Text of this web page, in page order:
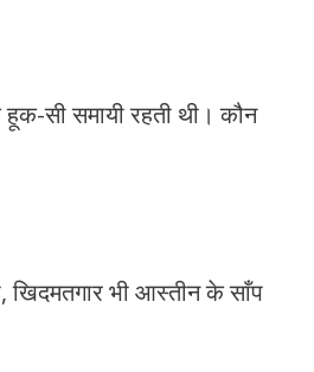
सी समायी रहती थी। कौन
खिदमतगार भी आस्तीन के साँप